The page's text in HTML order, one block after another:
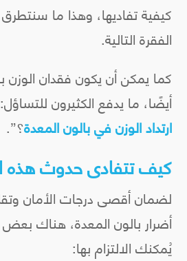
كيفية تفاديها، وهذا ما
الفقرة التالية.
كما يمكن أن يكون فقدان الوزن
أيضًا، ما يدفع الكثيرون
ارتداد الوزن في بالون المعدة؟”.
كيف تتفادى حدوث هذه
لضمان أقصى درجات الأمان
أضرار بالون المعدة، هناك بعض
يُمكنك الالتزام بها: